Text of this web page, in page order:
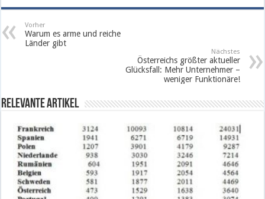
Vorher
Warum es arme und reiche
Länder gibt
Nächstes
Österreichs größter aktueller
Glücksfall: Mehr Unternehmer –
weniger Funktionäre!
Relevante Artikel